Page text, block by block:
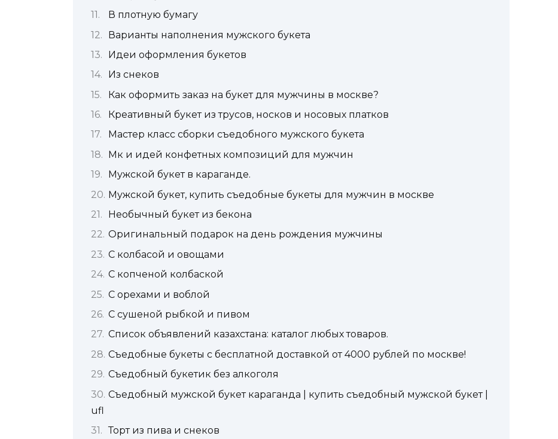
В плотную бумагу
Варианты наполнения мужского букета
Идеи оформления букетов
Из снеков
Как оформить заказ на букет для мужчины в москве?
Креативный букет из трусов, носков и носовых платков
Мастер класс сборки съедобного мужского букета
Мк и идей конфетных композиций для мужчин
Мужской букет в караганде.
Мужской букет, купить съедобные букеты для мужчин в москве
Необычный букет из бекона
Оригинальный подарок на день рождения мужчины
С колбасой и овощами
С копченой колбаской
С орехами и воблой
С сушеной рыбкой и пивом
Список объявлений казахстана: каталог любых товаров.
Съедобные букеты с бесплатной доставкой от 4000 рублей по москве!
Съедобный букетик без алкоголя
Съедобный мужской букет караганда | купить съедобный мужской букет |
ufl
Торт из пива и снеков